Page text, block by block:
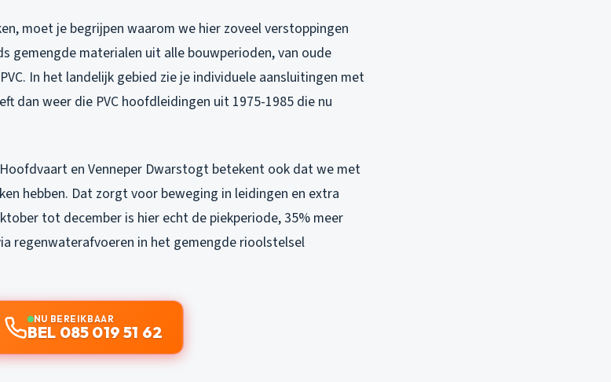
moet je begrijpen waarom we hier zoveel verstoppingen
gemengde materialen uit alle bouwperioden, van oude
In het landelijk gebied zie je individuele aansluitingen met
dan weer die PVC hoofdleidingen uit 1975-1985 die nu
en Venneper Dwarstogt betekent ook dat we met
hebben. Dat zorgt voor beweging in leidingen en extra
tot december is hier echt de piekperiode, 35% meer
regenwaterafvoeren in het gemengde rioolstelsel
NU BEREIKBAAR
BEL 085 019 51 62